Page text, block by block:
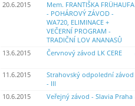
20.6.2015
Mem. FRANTIŠKA FRÜHAUFA
- POHÁROVÝ ZÁVOD -
WA720, ELIMINACE +
VEČERNÍ PROGRAM -
TRADIČNÍ LOV ANANASŮ
13.6.2015 Červnový závod LK CERE
11.6.2015
Strahovský odpolední závod
- III
10.6.2015 Veřejný závod - Slavia Praha